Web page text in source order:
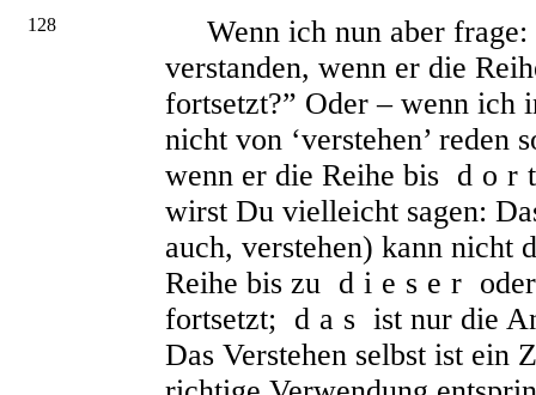
128
Wenn ich nun aber frage:
verstanden, wenn er die
fortsetzt?” Oder – wenn ich
nicht von ‘verstehen’ reden
wenn er die Reihe bis
wirst Du vielleicht sagen:
auch, verstehen) kann nicht
Reihe bis zu dieser
fortsetzt; das ist nur die
Das Verstehen selbst ist ein